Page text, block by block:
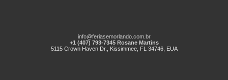
info@feriasemorlando.com.br
+1 (407) 793-7345 Rosane Martins
5115 Crown Haven Dr., Kissimmee, FL 34746, EUA